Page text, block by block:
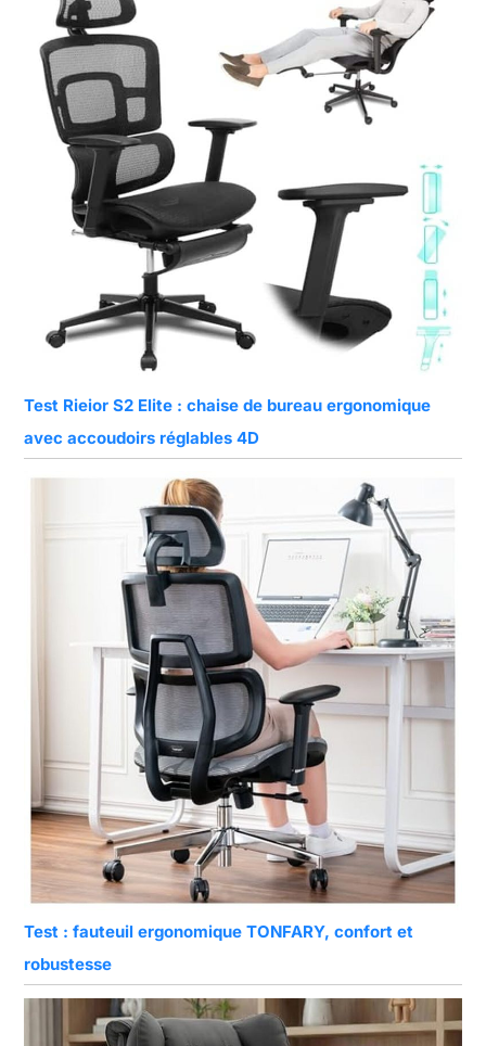
Test Rieior S2 Elite : chaise de bureau ergonomique
avec accoudoirs réglables 4D
Test : fauteuil ergonomique TONFARY, confort et
robustesse